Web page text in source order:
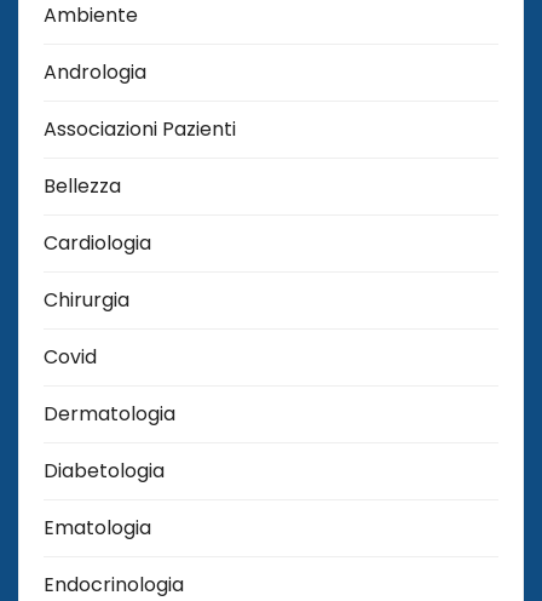
Ambiente
Andrologia
Associazioni Pazienti
Bellezza
Cardiologia
Chirurgia
Covid
Dermatologia
Diabetologia
Ematologia
Endocrinologia